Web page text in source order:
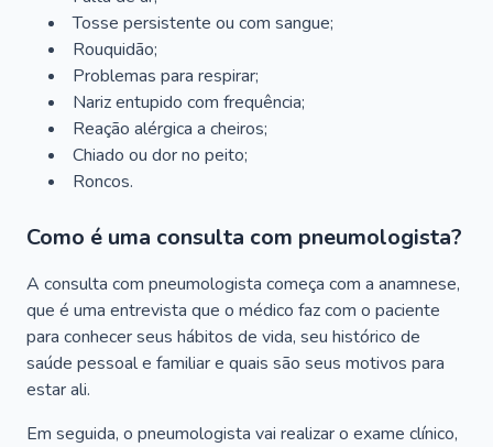
Tosse persistente ou com sangue;
Rouquidão;
Problemas para respirar;
Nariz entupido com frequência;
Reação alérgica a cheiros;
Chiado ou dor no peito;
Roncos.
Como é uma consulta com pneumologista?
A consulta com pneumologista começa com a anamnese,
que é uma entrevista que o médico faz com o paciente
para conhecer seus hábitos de vida, seu histórico de
saúde pessoal e familiar e quais são seus motivos para
estar ali.
Em seguida, o pneumologista vai realizar o exame clínico,